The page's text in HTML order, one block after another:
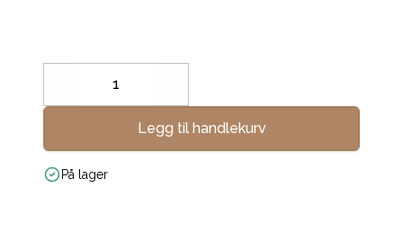
Decrease
Legg til handlekurv
På lager